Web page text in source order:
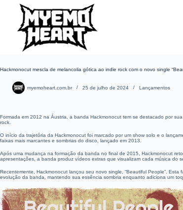
Hackmonocut mescla de melancolia gótica ao indie rock com o novo single
myemoheart.com.br 25 de julho de 2024 Lançamentos
Formada em 2012 na Áustria, a banda Hackmonocut tem se destacado por
rock.
O início da trajetória da Hackmonocut foi marcado por um show solo e o
faixas mais marcantes e sombrias do disco, lançado em 2013.
Após uma mudança na formação da banda no final de 2015, Hackmonocut
apresentações, a banda produz vídeos extras que visualizam cada música do
Recentemente, Hackmonocut lançou seu novo single, “Beautiful People”.
evolução da banda, mantendo sua essência sombria enquanto adiciona um